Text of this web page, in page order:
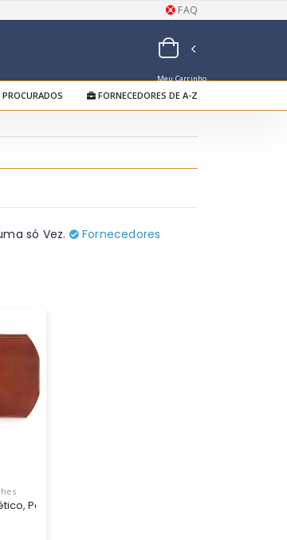
FAQ
Meu Carrinho
de Orçamentos
FORNECEDORES DE A-Z
só Vez.
Fornecedores
A Sua Necessidade.
De Acordo Com A Necessidade Do Cliente.
Personalizado, Medidas E De Acordo Com A